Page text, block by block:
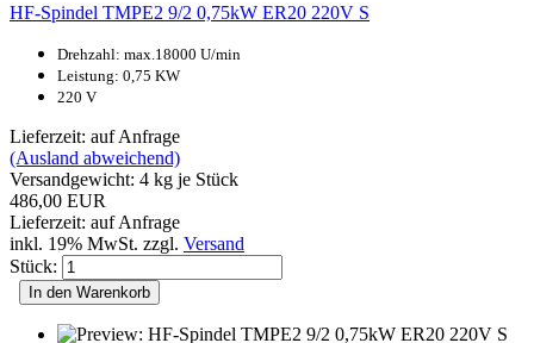
HF-Spindel TMPE2 9/2 0,75kW ER20 220V S
Drehzahl: max.18000 U/min
Leistung: 0,75 KW
220 V
Lieferzeit: auf Anfrage
(Ausland abweichend)
Versandgewicht: 4 kg je Stück
486,00 EUR
Lieferzeit: auf Anfrage
inkl. 19% MwSt. zzgl. Versand
Stück:
In den Warenkorb